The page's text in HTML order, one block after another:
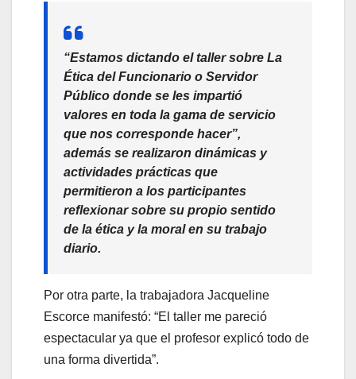
“Estamos dictando el taller sobre La
Ética del Funcionario o Servidor
Público donde se les impartió
valores en toda la gama de servicio
que nos corresponde hacer”,
además se realizaron dinámicas y
actividades prácticas que
permitieron a los participantes
reflexionar sobre su propio sentido
de la ética y la moral en su trabajo
diario.
Por otra parte, la trabajadora Jacqueline
Escorce manifestó: “El taller me pareció
espectacular ya que el profesor explicó todo de
una forma divertida”.